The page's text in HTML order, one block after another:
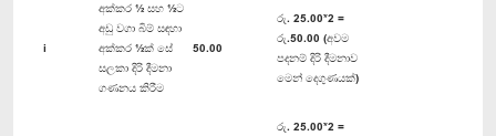
i
අක්කර ½ සහ ½ට
අඩු වගා බිම් සඳහා
අක්කර ½ක් සේ
සලකා දිරි දීමනා
ගණනය කිරීම
50.00
රු. 25.00*2 =
රු.50.00 (අවම
පදනම් දිරි දීමනාව
මෙන් දෙගුණයක්)
රු. 25.00*2 =